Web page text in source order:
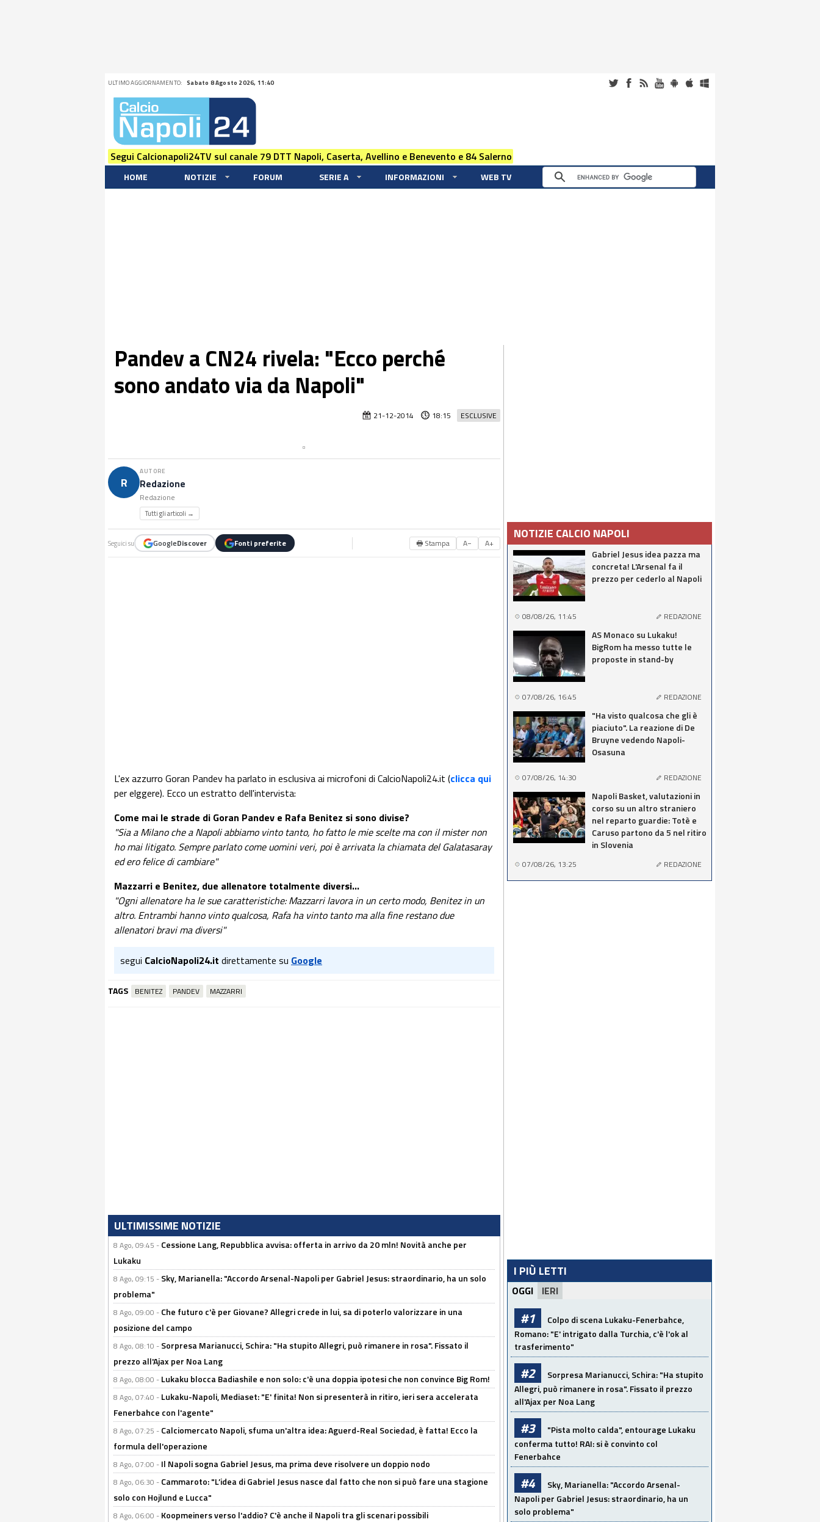
ULTIMO AGGIORNAMENTO: Sabato 8 Agosto 2026, 11:40
Segui Calcionapoli24TV sul canale 79 DTT Napoli, Caserta, Avellino e Benevento e 84 Salerno
HOME NOTIZIE FORUM SERIE A INFORMAZIONI WEB TV
Pandev a CN24 rivela: "Ecco perché
sono andato via da Napoli"
ESCLUSIVE
21-12-2014 18:15
R
AUTORE
Redazione
Redazione
Tutti gli articoli →
Seguici su GoogleDiscover Fonti preferite 🖶 Stampa A− A+
L'ex azzurro Goran Pandev ha parlato in esclusiva ai microfoni di CalcioNapoli24.it (clicca qui
per elggere). Ecco un estratto dell'intervista:
Come mai le strade di Goran Pandev e Rafa Benitez si sono divise?
"Sia a Milano che a Napoli abbiamo vinto tanto, ho fatto le mie scelte ma con il mister non
ho mai litigato. Sempre parlato come uomini veri, poi è arrivata la chiamata del Galatasaray
ed ero felice di cambiare"
Mazzarri e Benitez, due allenatore totalmente diversi...
"Ogni allenatore ha le sue caratteristiche: Mazzarri lavora in un certo modo, Benitez in un
altro. Entrambi hanno vinto qualcosa, Rafa ha vinto tanto ma alla fine restano due
allenatori bravi ma diversi"
segui CalcioNapoli24.it direttamente su Google
TAGS BENITEZ PANDEV MAZZARRI
ULTIMISSIME NOTIZIE
8 Ago, 09:45 - Cessione Lang, Repubblica avvisa: offerta in arrivo da 20 mln! Novità anche per
Lukaku
8 Ago, 09:15 - Sky, Marianella: "Accordo Arsenal-Napoli per Gabriel Jesus: straordinario, ha un solo
problema"
8 Ago, 09:00 - Che futuro c'è per Giovane? Allegri crede in lui, sa di poterlo valorizzare in una
posizione del campo
8 Ago, 08:10 - Sorpresa Marianucci, Schira: "Ha stupito Allegri, può rimanere in rosa". Fissato il
prezzo all'Ajax per Noa Lang
8 Ago, 08:00 - Lukaku blocca Badiashile e non solo: c'è una doppia ipotesi che non convince Big Rom!
8 Ago, 07:40 - Lukaku-Napoli, Mediaset: "E' finita! Non si presenterà in ritiro, ieri sera accelerata
Fenerbahce con l'agente"
8 Ago, 07:25 - Calciomercato Napoli, sfuma un'altra idea: Aguerd-Real Sociedad, è fatta! Ecco la
formula dell'operazione
8 Ago, 07:00 - Il Napoli sogna Gabriel Jesus, ma prima deve risolvere un doppio nodo
8 Ago, 06:30 - Cammaroto: "L’idea di Gabriel Jesus nasce dal fatto che non si può fare una stagione
solo con Hojlund e Lucca"
8 Ago, 06:00 - Koopmeiners verso l'addio? C'è anche il Napoli tra gli scenari possibili
NOTIZIE CALCIO NAPOLI
Gabriel Jesus idea pazza ma
concreta! L'Arsenal fa il
prezzo per cederlo al Napoli
08/08/26, 11:45 REDAZIONE
AS Monaco su Lukaku!
BigRom ha messo tutte le
proposte in stand-by
07/08/26, 16:45 REDAZIONE
"Ha visto qualcosa che gli è
piaciuto". La reazione di De
Bruyne vedendo Napoli-
Osasuna
07/08/26, 14:30 REDAZIONE
Napoli Basket, valutazioni in
corso su un altro straniero
nel reparto guardie: Totè e
Caruso partono da 5 nel ritiro
in Slovenia
07/08/26, 13:25 REDAZIONE
I PIÙ LETTI
OGGI IERI
#1
Colpo di scena Lukaku-Fenerbahce,
Romano: "E' intrigato dalla Turchia, c'è l'ok al
trasferimento"
#2
Sorpresa Marianucci, Schira: "Ha stupito
Allegri, può rimanere in rosa". Fissato il prezzo
all'Ajax per Noa Lang
#3
"Pista molto calda", entourage Lukaku
conferma tutto! RAI: si è convinto col
Fenerbahce
#4
Sky, Marianella: "Accordo Arsenal-
Napoli per Gabriel Jesus: straordinario, ha un
solo problema"